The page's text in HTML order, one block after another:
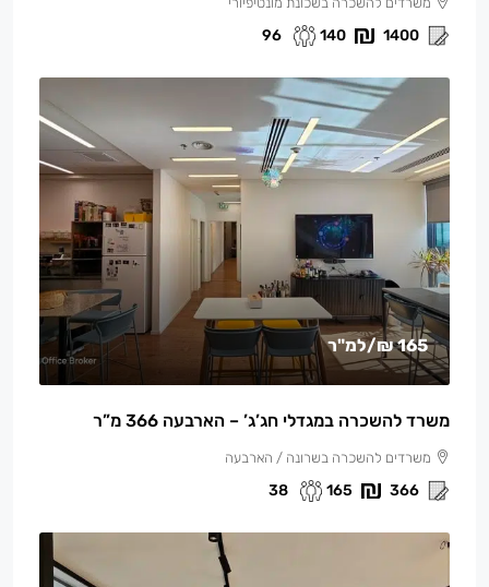
1400
140
96
165 ₪ /למ"ר
משרד להשכרה במגדלי חג’ג’ – הארבעה 366 מ”ר
משרדים להשכרה בשרונה / הארבעה
366
165
38